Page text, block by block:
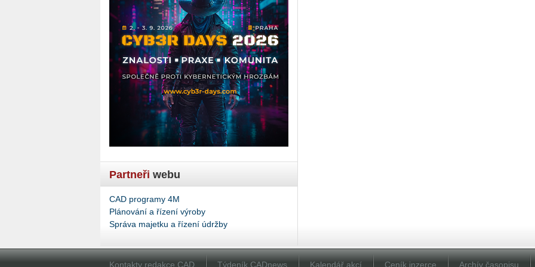
Partneři webu
CAD programy 4M
Plánování a řízení výroby
Správa majetku a řízení údržby
Kontakty redakce CAD Týdeník CADnews Kalendář akcí Ceník inzerce Archív časopisu